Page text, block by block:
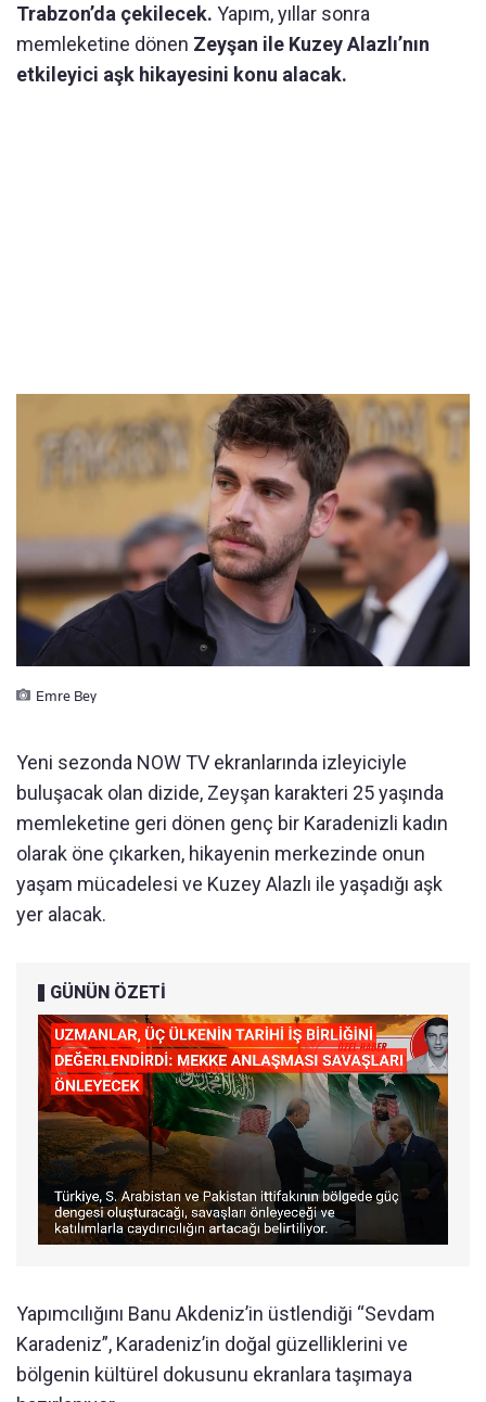
Trabzon’da çekilecek. Yapım, yıllar sonra
memleketine dönen Zeyşan ile Kuzey Alazlı’nın
etkileyici aşk hikayesini konu alacak.
Emre Bey
Yeni sezonda NOW TV ekranlarında izleyiciyle
buluşacak olan dizide, Zeyşan karakteri 25 yaşında
memleketine geri dönen genç bir Karadenizli kadın
olarak öne çıkarken, hikayenin merkezinde onun
yaşam mücadelesi ve Kuzey Alazlı ile yaşadığı aşk
yer alacak.
GÜNÜN ÖZETİ
Yapımcılığını Banu Akdeniz’in üstlendiği “Sevdam
Karadeniz”, Karadeniz’in doğal güzelliklerini ve
bölgenin kültürel dokusunu ekranlara taşımaya